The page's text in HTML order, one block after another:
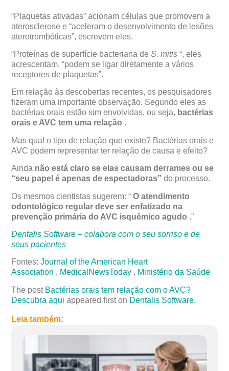
“Plaquetas ativadas” acionam células que promovem a
aterosclerose e “aceleram o desenvolvimento de lesões
aterotrombóticas”, escrevem eles.
“Proteínas de superfície bacteriana deS. mitis “, eles
acrescentam, “podem se ligar diretamente a vários
receptores de plaquetas”.
Em relação às descobertas recentes, os pesquisadores
fizeram uma importante observação. Segundo eles as
bactérias orais estão sim envolvidas, ou seja, bactérias
orais e AVC tem uma relação .
Mas qual o tipo de relação que existe? Bactérias orais e
AVC podem representar ter relação de causa e efeito?
Ainda não está claro se elas causam derrames ou se
“seu papel é apenas de espectadoras” do processo.
Os mesmos cientistas sugerem: “O atendimento
odontológico regular deve ser enfatizado na
prevenção primária do AVC isquêmico agudo .”
Dentalis Software – colabora com o seu sorriso e de
seus pacientes
Fontes:Journal of the American Heart
Association , MedicalNewsToday , Ministério da Saúde
The post Bactérias orais tem relação com o AVC?
Descubra aqui appeared first on Dentalis Software.
Leia também: